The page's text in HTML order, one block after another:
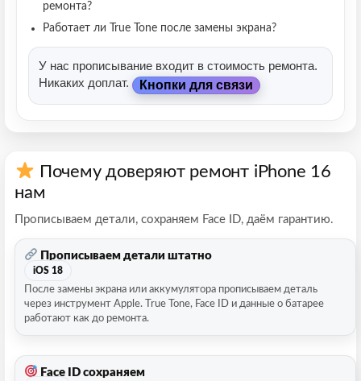
ремонта?
Работает ли True Tone после замены экрана?
У нас прописывание входит в стоимость ремонта.
Никаких доплат.
Кнопки для связи
Почему доверяют ремонт iPhone 16
нам
Прописываем детали, сохраняем Face ID, даём гарантию.
Прописываем детали штатно
iOS 18
После замены экрана или аккумулятора прописываем деталь
через инструмент Apple. True Tone, Face ID и данные о батарее
работают как до ремонта.
Face ID сохраняем